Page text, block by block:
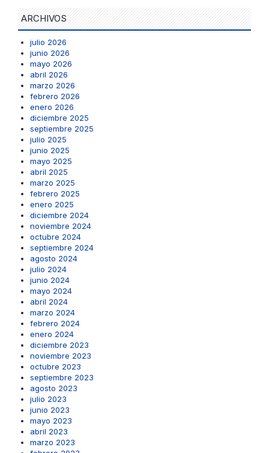
ARCHIVOS
julio 2026
junio 2026
mayo 2026
abril 2026
marzo 2026
febrero 2026
enero 2026
diciembre 2025
septiembre 2025
julio 2025
junio 2025
mayo 2025
abril 2025
marzo 2025
febrero 2025
enero 2025
diciembre 2024
noviembre 2024
octubre 2024
septiembre 2024
agosto 2024
julio 2024
junio 2024
mayo 2024
abril 2024
marzo 2024
febrero 2024
enero 2024
diciembre 2023
noviembre 2023
octubre 2023
septiembre 2023
agosto 2023
julio 2023
junio 2023
mayo 2023
abril 2023
marzo 2023